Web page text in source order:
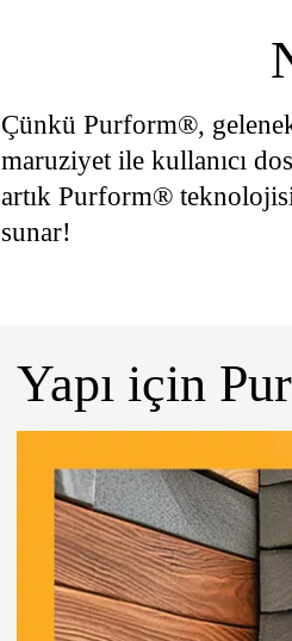
Çünkü Purform®,
maruziyet ile kullanıcı
artık Purform® teknolojisi
sunar!
Yapı için